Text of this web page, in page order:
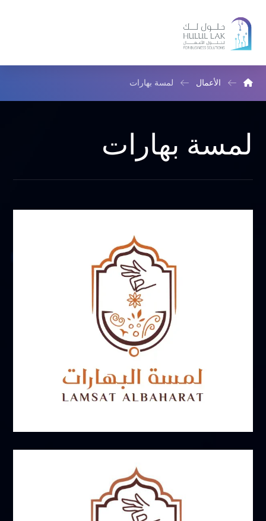
الأعمال لمسة بهارات
لمسة بهارات